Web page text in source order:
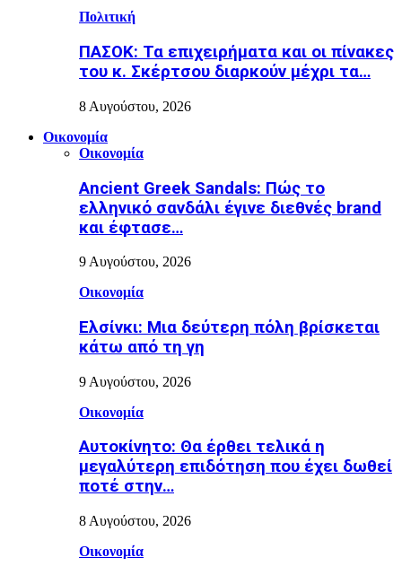
Πολιτική
ΠΑΣΟΚ: Τα επιχειρήματα και οι πίνακες
του κ. Σκέρτσου διαρκούν μέχρι τα…
8 Αυγούστου, 2026
Οικονομία
Οικονομία
Ancient Greek Sandals: Πώς το
ελληνικό σανδάλι έγινε διεθνές brand
και έφτασε…
9 Αυγούστου, 2026
Οικονομία
Ελσίνκι: Mια δεύτερη πόλη βρίσκεται
κάτω από τη γη
9 Αυγούστου, 2026
Οικονομία
Αυτοκίνητο: Θα έρθει τελικά η
μεγαλύτερη επιδότηση που έχει δωθεί
ποτέ στην…
8 Αυγούστου, 2026
Οικονομία